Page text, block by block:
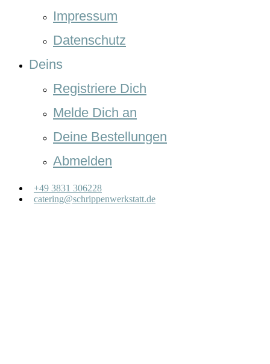
Impressum
Datenschutz
Deins
Registriere Dich
Melde Dich an
Deine Bestellungen
Abmelden
+49 3831 306228
catering@schrippenwerkstatt.de